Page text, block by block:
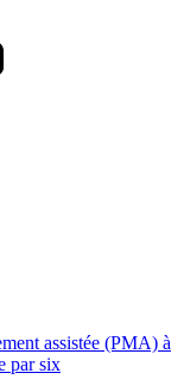
assistée (PMA) à
par six